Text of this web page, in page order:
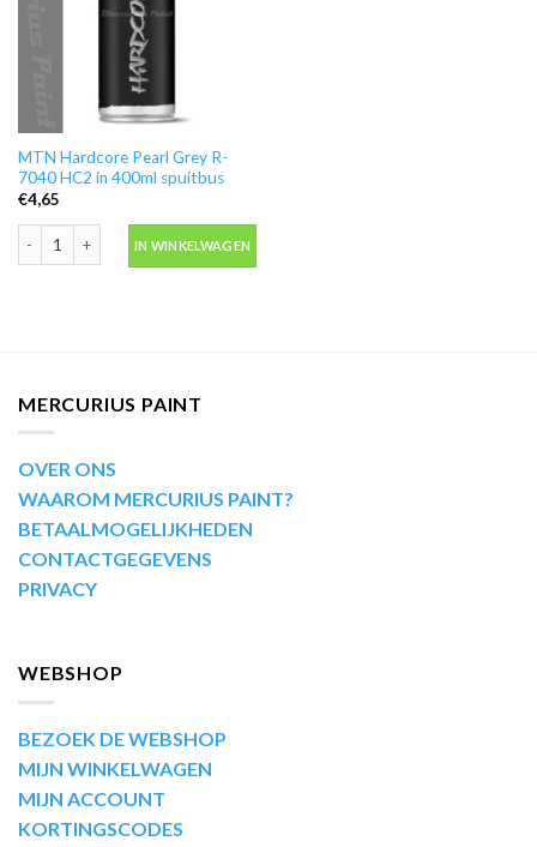
MTN Hardcore Pearl Grey R-
7040 HC2 in 400ml spuitbus
€4,65
MTN Hardcore Pearl Grey R-7040 HC2 in 400ml spuitbus aantal
IN WINKELWAGEN
MERCURIUS PAINT
OVER ONS
WAAROM MERCURIUS PAINT?
BETAALMOGELIJKHEDEN
CONTACTGEGEVENS
PRIVACY
WEBSHOP
BEZOEK DE WEBSHOP
MIJN WINKELWAGEN
MIJN ACCOUNT
KORTINGSCODES